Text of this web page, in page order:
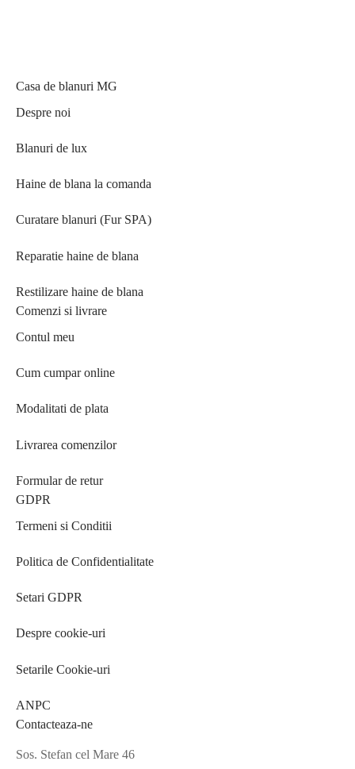
Casa de blanuri MG
Despre noi
Blanuri de lux
Haine de blana la comanda
Curatare blanuri (Fur SPA)
Reparatie haine de blana
Restilizare haine de blana
Comenzi si livrare
Contul meu
Cum cumpar online
Modalitati de plata
Livrarea comenzilor
Formular de retur
GDPR
Termeni si Conditii
Politica de Confidentialitate
Setari GDPR
Despre cookie-uri
Setarile Cookie-uri
ANPC
Contacteaza-ne
Sos. Stefan cel Mare 46